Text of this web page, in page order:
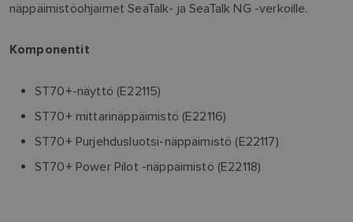
näppäimistöohjaimet SeaTalk- ja SeaTalk NG -verkoille.
Komponentit
ST70+-näyttö (E22115)
ST70+ mittarinäppäimistö (E22116)
ST70+ Purjehdusluotsi-näppäimistö (E22117)
ST70+ Power Pilot -näppäimistö (E22118)